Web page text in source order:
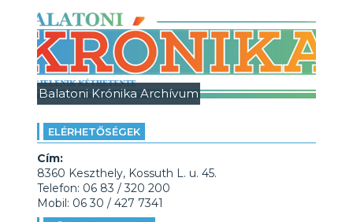
Balatoni Krónika Archívum
ELÉRHETŐSÉGEK
Cím:
8360 Keszthely, Kossuth L. u. 45.
Telefon: 06 83 / 320 200
Mobil: 06 30 / 427 7341